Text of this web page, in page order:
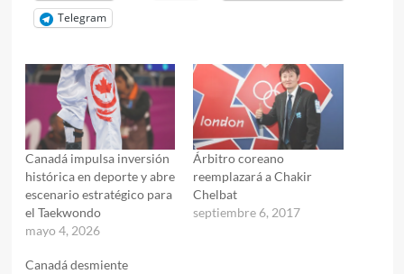
Telegram
Canadá impulsa inversión
histórica en deporte y abre
escenario estratégico para
el Taekwondo
mayo 4, 2026
Árbitro coreano
reemplazará a Chakir
Chelbat
septiembre 6, 2017
Canadá desmiente